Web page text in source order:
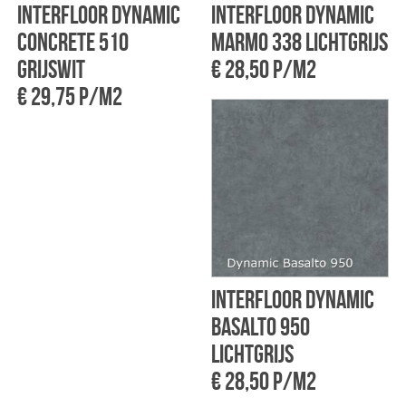
Interfloor Dynamic
concrete 510
Grijswit
€ 29,75 p/m2
Interfloor Dynamic
marmo 338 Lichtgrijs
€ 28,50 p/m2
Interfloor Dynamic
basalto 950
Lichtgrijs
€ 28,50 p/m2